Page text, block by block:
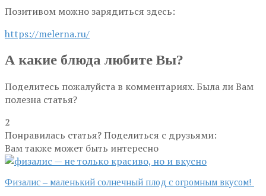
Позитивом можно зарядиться здесь:
https://melerna.ru/
А какие блюда любите Вы?
Поделитесь пожалуйста в комментариях. Была ли Вам
полезна статья?
2
Понравилась статья? Поделиться с друзьями:
Вам также может быть интересно
Физалис – маленький солнечный плод с огромным вкусом!